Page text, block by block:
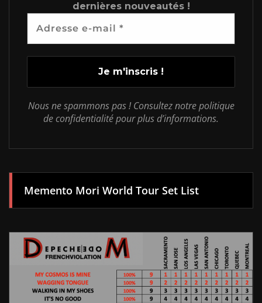
dernières nouveautés !
Nous ne spammons pas ! Consultez notre politique
de confidentialité pour plus d’informations.
Memento Mori World Tour Set List